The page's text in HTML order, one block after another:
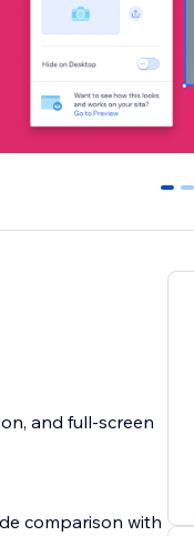
0 1
and full-screen
comparison with